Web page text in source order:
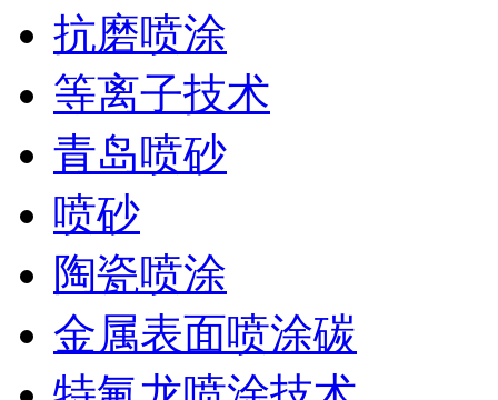
抗磨喷涂
等离子技术
青岛喷砂
喷砂
陶瓷喷涂
金属表面喷涂碳